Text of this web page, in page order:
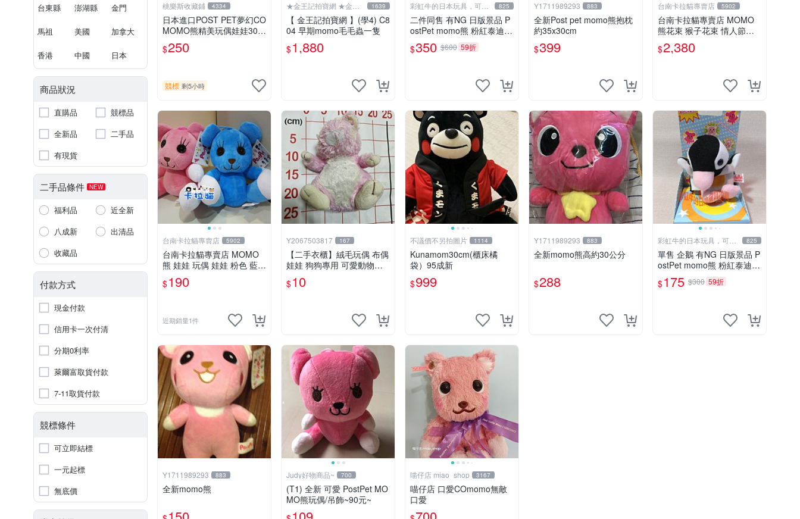
台東縣 澎湖縣 金門
馬祖 美國 加拿大
香港 中國 日本
商品狀況
直購品
競標品
全新品
二手品
有現貨
二手品條件 NEW
福利品
近全新
八成新
出清品
收藏品
付款方式
現金付款
信用卡一次付清
分期0利率
萊爾富取貨付款
7-11取貨付款
競標條件
可立即結標
一元起標
無底價
桃樂斯收藏鋪 4334
日本進口POST PET夢幻CO
MOMO熊精美玩偶娃娃30c
m
$250
競標 剩5小時
★金王記拍寶網 ★金王
記拍寶趣
1639
【 金王記拍寶網 】(學4) C8
04 早期momo毛毛蟲一隻
$1,880
彩虹牛的日本玩具，可7
取付
825
二件同售 有NG 日版景品 P
ostPet momo熊 粉紅泰迪熊
妹妹 comomo 企鵝 娃娃 布
偶 手指頭 娃娃
$350 $600 59折
Y1711989293 883
全新Post pet momo熊抱枕
約35x30cm
$399
台南卡拉貓專賣店 5902
台南卡拉貓專賣店 MOMO
熊花束 猴子花束 情人節禮
物 二選一 可繡字 可今天寄
明天到
$2,380
台南卡拉貓專賣店 5902
台南卡拉貓專賣店 MOMO
熊 娃娃 玩偶 娃娃 粉色 藍色
2色分售
$190
近期銷量1件
Y2067503817 167
【二手衣櫃】絨毛玩偶 布偶
娃娃 狗狗專用 可愛動物系
列 耐咬耐磨玩具 玩偶 粉紅
熊寵物玩具 1120929
$10
不議價不另拍圖片 1114
Kunamom30cm(櫃床橘
袋）95成新
$999
Y1711989293 883
全新momo熊高約30公分
$288
彩虹牛的日本玩具，可7
取付
825
單售 企鵝 有NG 日版景品 P
ostPet momo熊 粉紅泰迪熊
娃娃 布偶 手指頭 娃娃
$175 $300 59折
Y1711989293 883
全新momo熊
Judy好物商品~ 700
(T1) 全新 可愛 PostPet MO
MO熊玩偶/吊飾~90元~
喵仔店 miao_shop 3167
喵仔店 口愛COmomo無敵
口愛